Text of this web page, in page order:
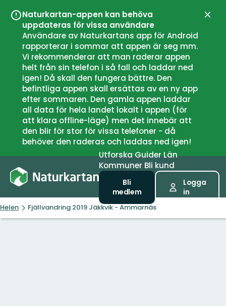
Naturkartan-appen kan behöva
uppdateras för vissa användare
Användare av Naturkartans app för Android
rapporterar i sommar att appen är seg mm.
Vi rekommenderar att man raderar appen
helt från sin telefon i så fall och laddar ned
igen! Då skall den fungera bättre. Den
befintliga appen skall ersättas av en ny app
efter sommaren. Den gamla appen laddar
all data för hela landet lokalt i appen (för
att klara offline-läge) men det innebär att
den blir för stor för vissa telefoner - då
behöver den raderas och laddas ned igen!
UtforskaGuiderLän
Kommuner Bli kund
Bli
medlem
Logga
in
Helen Fjällvandring 2019 Jäkkvik - Ammarnäs